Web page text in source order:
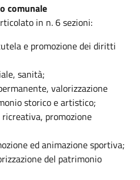
comunale
in n. 6 sezioni:
e promozione dei diritti
sanità;
valorizzazione
storico e artistico;
promozione
ed animazione sportiva;
del patrimonio